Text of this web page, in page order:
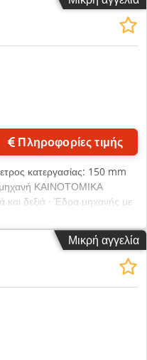
το 2007 ►
εργαλείων ►
και χρησιμοποιήθηκε για
Maschinenbau HELLWIG
ανακαίνισης, το
Πληροφορίες τιμής
κατεργασίας: 150 mm
μηχανή ΚΑΙΝΟΤΟΜΙΚΑ
δεξιά · Έδρα μηχανής με
άμμου στο καλούπι ·
γραμμικές οδηγοί και
εργασίας · Άμεσα
ράβδοι) · Υψηλή
κάτω · Ιδία κατασκευή
και αφαίρεση της
ενσωματωμένης
σύμφωνα με το DIN 55026 ·
Μικρή αγγελία